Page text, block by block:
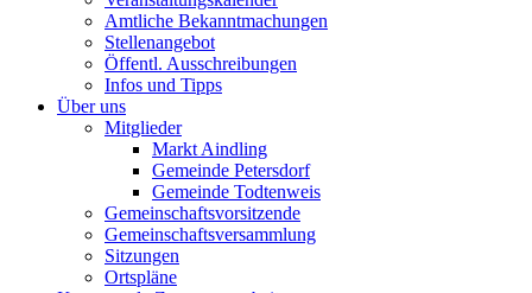
Amtliche Bekanntmachungen
Stellenangebot
Öffentl. Ausschreibungen
Infos und Tipps
Über uns
Mitglieder
Markt Aindling
Gemeinde Petersdorf
Gemeinde Todtenweis
Gemeinschaftsvorsitzende
Gemeinschaftsversammlung
Sitzungen
Ortspläne